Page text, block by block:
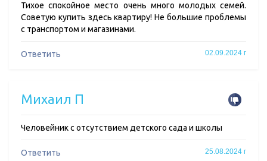
Тихое спокойное место очень много молодых семей.
Советую купить здесь квартиру! Не большие проблемы
с транспортом и магазинами.
Ответить 02.09.2024 г
Михаил П
Человейник с отсутствием детского сада и школы
Ответить 25.08.2024 г